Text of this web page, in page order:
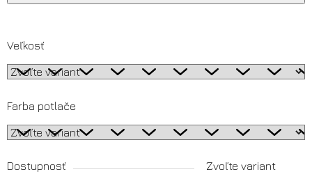
Veľkosť
Farba potlače
Dostupnosť
Zvoľte variant